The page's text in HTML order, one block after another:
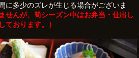
に多少のズレが生じる場合がございま
せんが、筍シーズン中はお弁当・仕出し
ております。）